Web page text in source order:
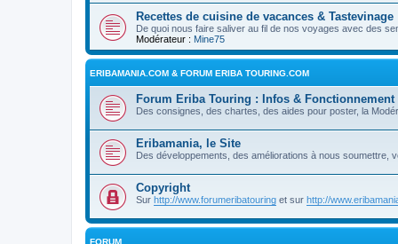
Recettes de cuisine de vacances & Tastevinage
De quoi nous faire saliver au fil de nos voyages avec des
Modérateur : Mine75
ERIBAMANIA.COM & FORUM ERIBA TOURING.COM
Forum Eriba Touring : Infos & Fonctionnement
Des consignes, des chartes, des aides pour poster, la
Eribamania, le Site
Des développements, des améliorations à nous soumettre,
Copyright
Sur http://www.forumeribatouring et sur http://
FORUM